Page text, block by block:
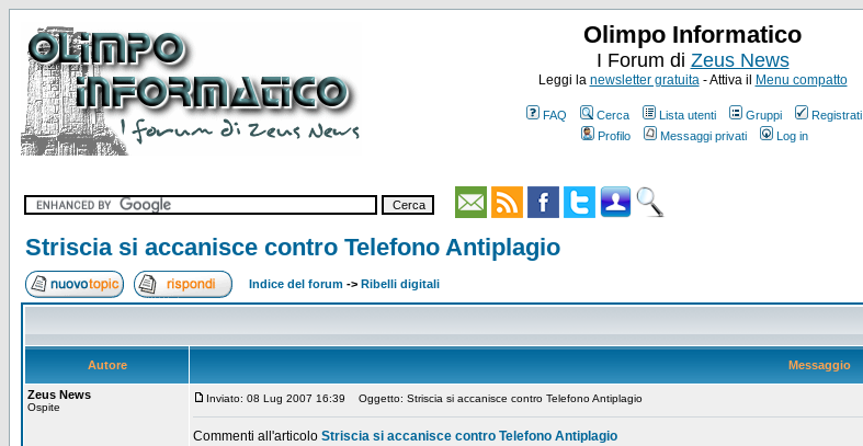
Olimpo Informatico
I Forum di Zeus News
Leggi la newsletter gratuita- Attiva il Menu compatto
FAQ Cerca Lista utenti Gruppi
Registrati
Profilo
Messaggi privati Log in
Striscia si accanisce contro Telefono Antiplagio
Indice del forum -> Ribelli digitali
Autore Messaggio
Zeus News
Ospite
Inviato: 08 Lug 2007 16:39 Oggetto: Striscia si accanisce contro Telefono Antiplagio
Commenti all'articolo Striscia si accanisce contro Telefono Antiplagio